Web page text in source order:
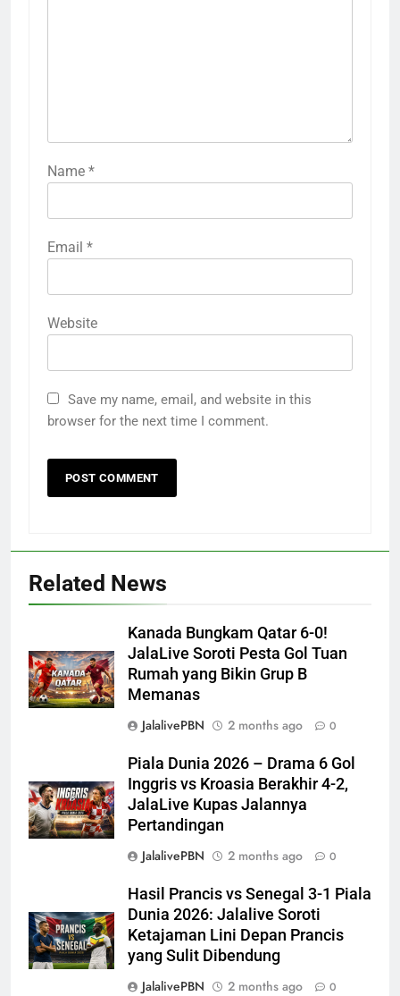
Name *
Email *
Website
Save my name, email, and website in this
browser for the next time I comment.
Related News
Kanada Bungkam Qatar 6-0!
JalaLive Soroti Pesta Gol Tuan
Rumah yang Bikin Grup B
Memanas
JalalivePBN
2 months ago 0
Piala Dunia 2026 – Drama 6 Gol
Inggris vs Kroasia Berakhir 4-2,
JalaLive Kupas Jalannya
Pertandingan
JalalivePBN
2 months ago 0
Hasil Prancis vs Senegal 3-1 Piala
Dunia 2026: Jalalive Soroti
Ketajaman Lini Depan Prancis
yang Sulit Dibendung
JalalivePBN
2 months ago 0